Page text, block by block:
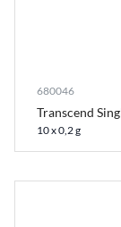
680046
Transcend
10 x 0,2 g